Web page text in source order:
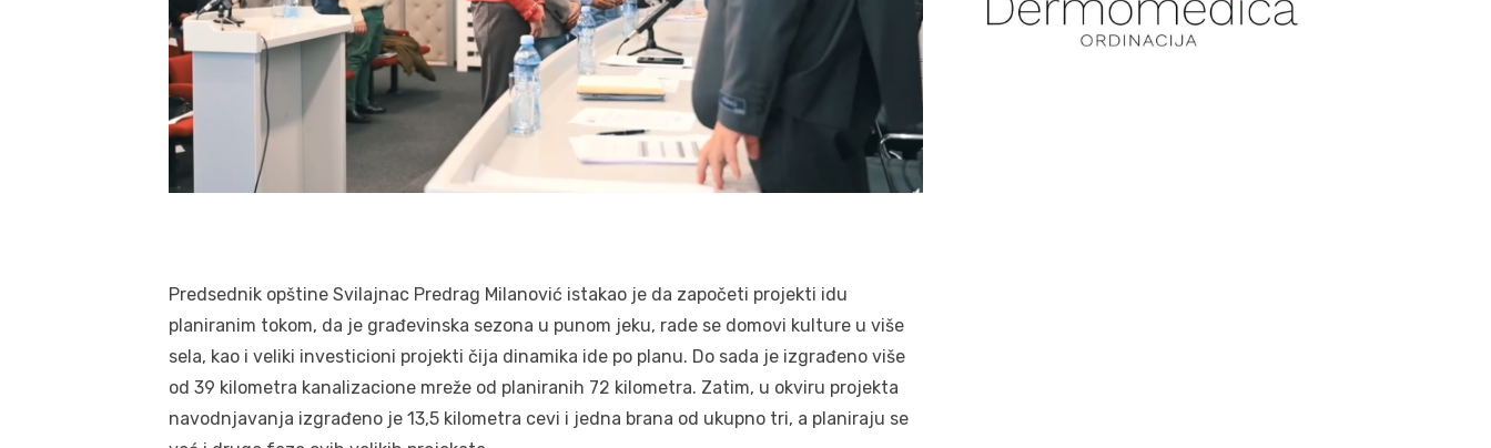
Predsednik opštine Svilajnac Predrag Milanović istakao je da započeti projekti idu
planiranim tokom, da je građevinska sezona u punom jeku, rade se domovi kulture u više
sela, kao i veliki investicioni projekti čija dinamika ide po planu. Do sada je izgrađeno više
od 39 kilometra kanalizacione mreže od planiranih 72 kilometra. Zatim, u okviru projekta
navodnjavanja izgrađeno je 13,5 kilometra cevi i jedna brana od ukupno tri, a planiraju se